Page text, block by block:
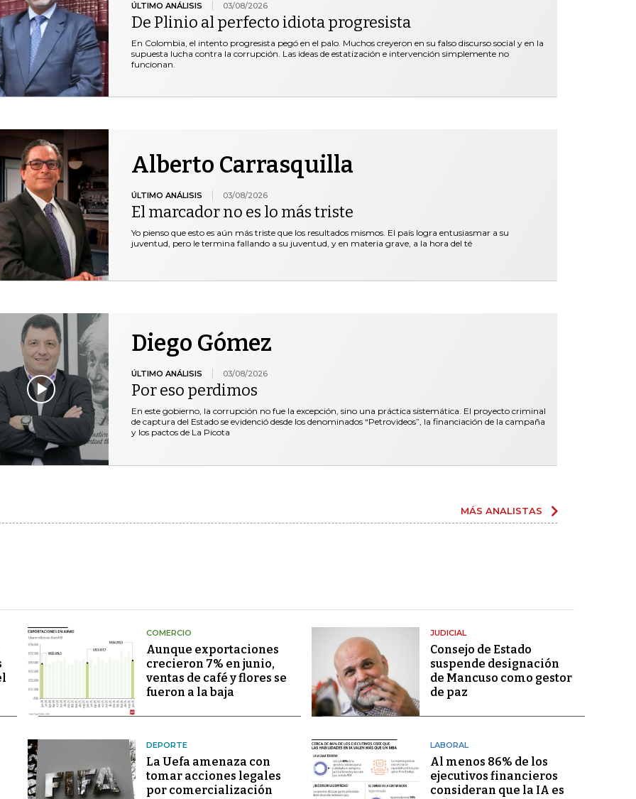
ÚLTIMO ANÁLISIS 03/08/2026
De Plinio al perfecto idiota progresista
En Colombia, el intento progresista pegó en el palo. Muchos creyeron en su falso discurso social y en la
supuesta lucha contra la corrupción. Las ideas de estatización e intervención simplemente no
funcionan.
Alberto Carrasquilla
ÚLTIMO ANÁLISIS 03/08/2026
El marcador no es lo más triste
Yo pienso que esto es aún más triste que los resultados mismos. El país logra entusiasmar a su
juventud, pero le termina fallando a su juventud, y en materia grave, a la hora del té
Diego Gómez
ÚLTIMO ANÁLISIS 03/08/2026
Por eso perdimos
En este gobierno, la corrupción no fue la excepción, sino una práctica sistemática. El proyecto criminal
de captura del Estado se evidenció desde los denominados “Petrovideos”, la financiación de la campaña
y los pactos de La Picota
MÁS ANALISTAS
COMERCIO
Aunque exportaciones
crecieron 7% en junio,
ventas de café y flores se
fueron a la baja
JUDICIAL
Consejo de Estado
suspende designación
de Mancuso como gestor
de paz
DEPORTE
La Uefa amenaza con
tomar acciones legales
por comercialización
LABORAL
Al menos 86% de los
ejecutivos financieros
consideran que la IA es